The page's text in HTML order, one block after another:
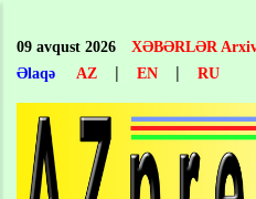
main
content
09 avqust 2026 XƏBƏRLƏR
Əlaqə
AZ | EN | RU